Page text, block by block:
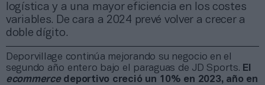
logística y a una mayor eficiencia en los costes
variables. De cara a 2024 prevé volver a crecer a
doble dígito.
Deporvillage continúa mejorando su negocio en el
segundo año entero bajo el paraguas de JD Sports. El
ecommerce deportivo creció un 10% en 2023, año en